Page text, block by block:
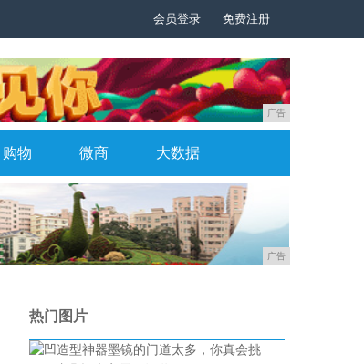
会员登录 免费注册
广告
购物 微商 大数据
广告
热门图片